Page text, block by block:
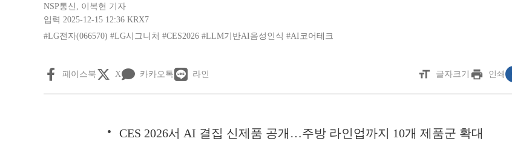
NSP통신 , 이복현 기자
입력 2025-12-15 12:36 KRX7
#LG전자(066570) #LG시그니처 #CES2026 #LLM기반AI음성인식 #AI코어테크
페이스북 X 카카오톡 라인 format_size 글자크기 print 인쇄
CES 2026서 AI 결집 신제품 공개…주방 라인업까지 10개 제품군 확대